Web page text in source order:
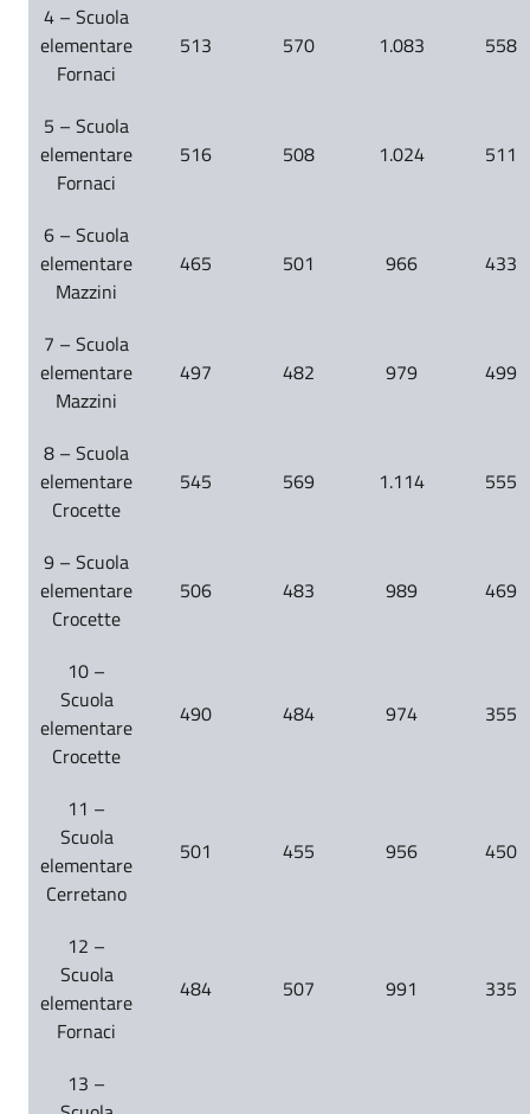
4 – Scuola
elementare
Fornaci
513 570 1.083 558
5 – Scuola
elementare
Fornaci
516 508 1.024 511
6 – Scuola
elementare
Mazzini
465 501 966 433
7 – Scuola
elementare
Mazzini
497 482 979 499
8 – Scuola
elementare
Crocette
545 569 1.114 555
9 – Scuola
elementare
Crocette
506 483 989 469
10 –
Scuola
elementare
Crocette
490 484 974 355
11 –
Scuola
elementare
Cerretano
501 455 956 450
12 –
Scuola
elementare
Fornaci
484 507 991 335
13 –